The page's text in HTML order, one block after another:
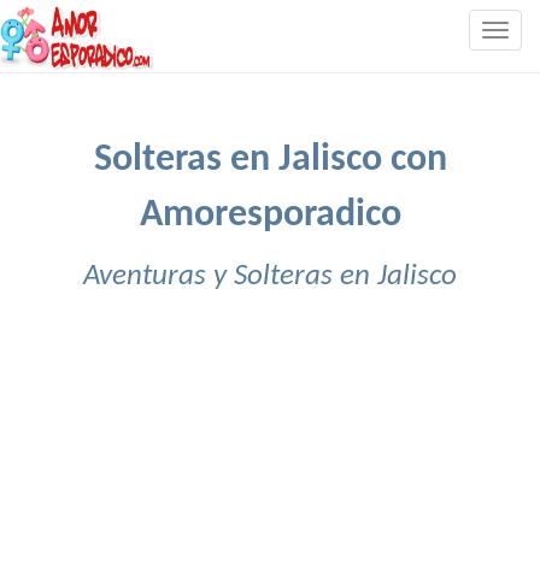
Solteras en Jalisco con
Amoresporadico
Aventuras y Solteras en Jalisco